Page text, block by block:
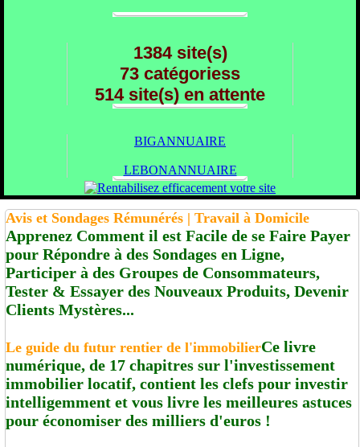
1384 site(s)
73 catégoriess
514 site(s) en attente
BIGANNUAIRE
LEBONANNUAIRE
Avis et Sondages Rémunérés | Travail à Domicile
Apprenez Comment il est Facile de se Faire Payer
pour Répondre à des Sondages en Ligne,
Participer à des Groupes de Consommateurs,
Tester & Essayer des Nouveaux Produits, Devenir
Clients Mystères...
Le guide du futur rentier de l'immobilierCe livre
numérique, de 17 chapitres sur l'investissement
immobilier locatif, contient les clefs pour investir
intelligemment et vous livre les meilleures astuces
pour économiser des milliers d'euros !